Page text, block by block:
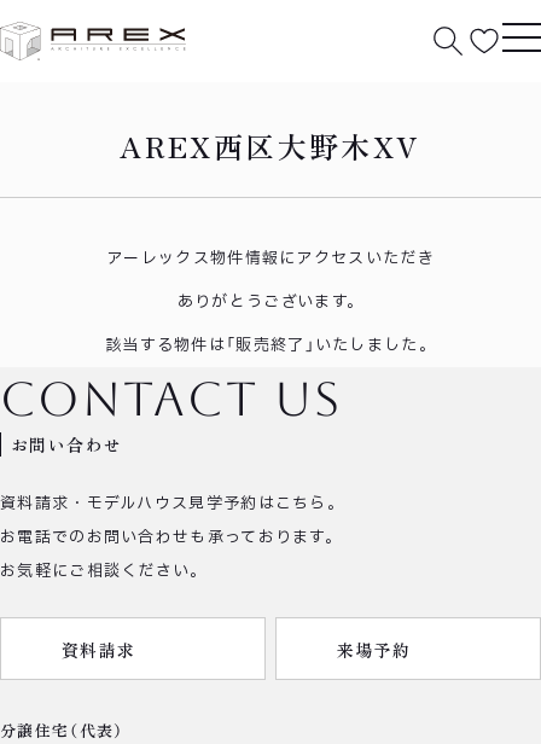
AREX西区大野木XV
アーレックス物件情報にアクセスいただき
ありがとうございます。
該当する物件は「販売終了」いたしました。
お問い合わせ
contact us
資料請求・モデルハウス見学予約はこちら。
お電話でのお問い合わせも承っております。
お気軽にご相談ください。
資料請求 来場予約
分譲住宅（代表）